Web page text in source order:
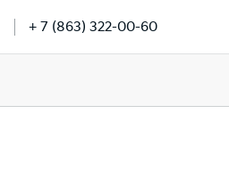
+ 7 (863) 322-00-60